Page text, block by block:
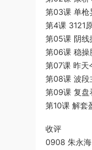
第03课 单枪
第4课 3121
第05课 阴线
第06课 稳
第07课 昨天
第08课 波段
第09课 复盘
第10课 解套
收评
0908 朱永